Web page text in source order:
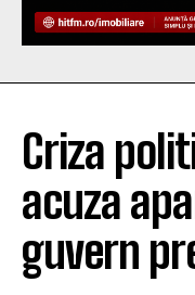
Criza
acuza
guvern